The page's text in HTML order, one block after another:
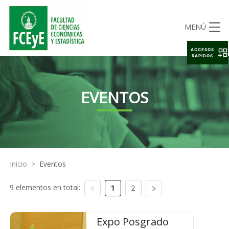
MENÚ
EVENTOS
Inicio > Eventos
9 elementos en total: 1 2
Expo Posgrado
ACCESOS
RAPIDOS